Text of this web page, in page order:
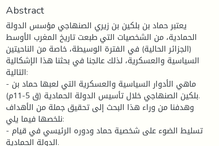
Abstract
يعتبر حماد بن بلكين بن زيري الصنهاجي مؤسس الدولة
الحمادية، من الشخصيات التي طبعت تاريخ المغرب الأوسط
(الجزائر الحالية) في الفترة الوسيطة، خاصة من الناحيتين
السياسية والعسكرية، لذلك عالجنا في بحثنا هذا الإشكالية
التالية:
- ماهي الأدوار السياسية والعسكرية التي لعبها حماد بن
بلكين الصنهاجي خلال تأسيس الدولة الحمادية (ق 5-11م).
وهدفنا من وراء هذا البحث إلى تحقيق جملة من الأهداف
نلخصها فيما يلي:
- تسليط الضوء على شخصية حماد ودوره الرئيسي في قيام
الدولة الحمادية.